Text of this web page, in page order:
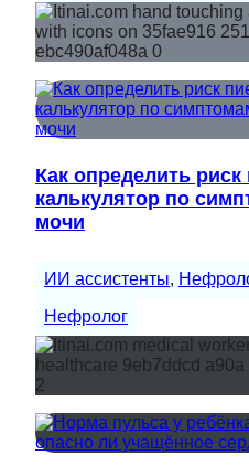
Как определить
калькулятор по
мочи
ИИ ассистенты,
Нефролог